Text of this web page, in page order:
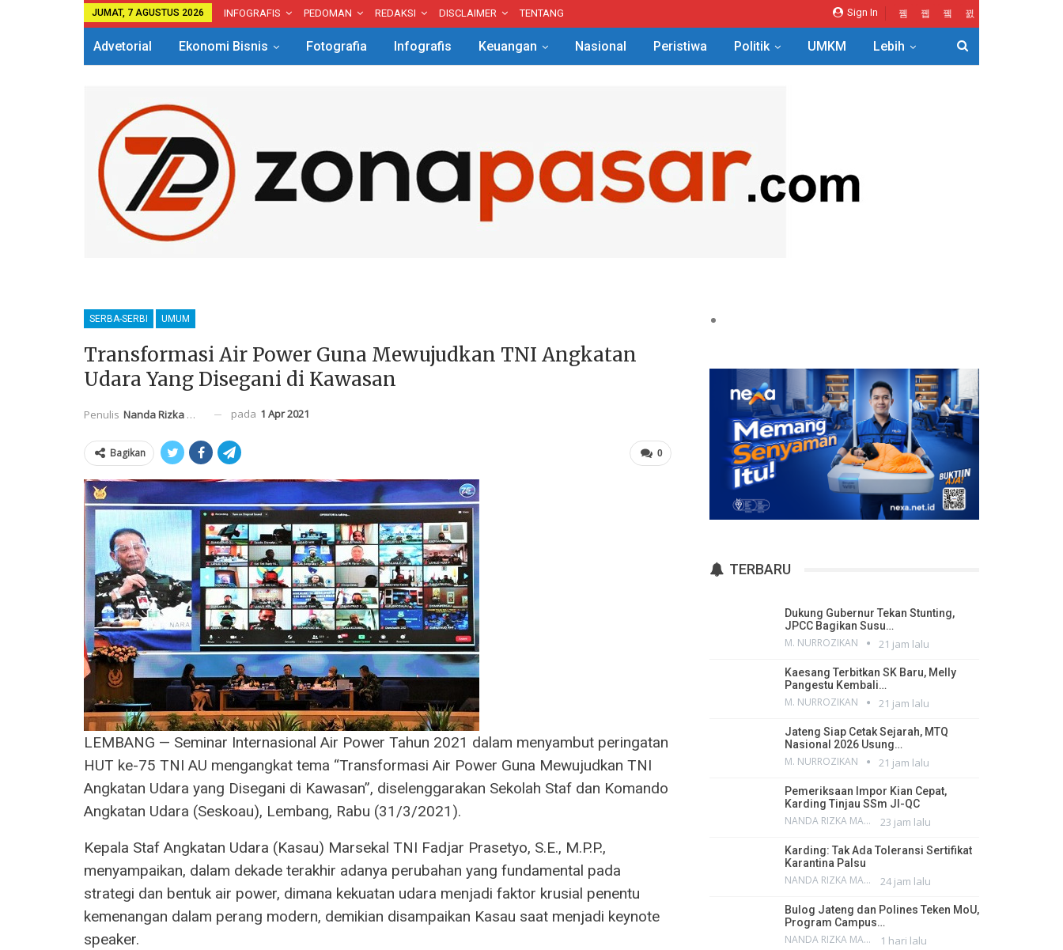
Sign In
JUMAT, 7 AGUSTUS 2026 INFOGRAFIS PEDOMAN REDAKSI DISCLAIMER TENTANG
Advetorial Ekonomi Bisnis Fotografia Infografis Keuangan Nasional Peristiwa Politik UMKM Lebih
SERBA-SERBI UMUM
Transformasi Air Power Guna Mewujudkan TNI Angkatan
Udara Yang Disegani di Kawasan
Penulis Nanda Rizka Mahendra pada 1 Apr 2021
0
Bagikan
LEMBANG — Seminar Internasional Air Power Tahun 2021 dalam menyambut peringatan
HUT ke-75 TNI AU mengangkat tema “Transformasi Air Power Guna Mewujudkan TNI
Angkatan Udara yang Disegani di Kawasan”, diselenggarakan Sekolah Staf dan Komando
Angkatan Udara (Seskoau), Lembang, Rabu (31/3/2021).
Kepala Staf Angkatan Udara (Kasau) Marsekal TNI Fadjar Prasetyo, S.E., M.P.P.,
menyampaikan, dalam dekade terakhir adanya perubahan yang fundamental pada
strategi dan bentuk air power, dimana kekuatan udara menjadi faktor krusial penentu
kemenangan dalam perang modern, demikian disampaikan Kasau saat menjadi keynote
speaker.
TERBARU
Dukung Gubernur Tekan Stunting,
JPCC Bagikan Susu…
M. NURROZIKAN 21 jam lalu
Kaesang Terbitkan SK Baru, Melly
Pangestu Kembali…
M. NURROZIKAN 21 jam lalu
Jateng Siap Cetak Sejarah, MTQ
Nasional 2026 Usung…
M. NURROZIKAN 21 jam lalu
Pemeriksaan Impor Kian Cepat,
Karding Tinjau SSm JI-QC
NANDA RIZKA MAHENDRA 23 jam lalu
Karding: Tak Ada Toleransi Sertifikat
Karantina Palsu
NANDA RIZKA MAHENDRA 24 jam lalu
Bulog Jateng dan Polines Teken MoU,
Program Campus…
NANDA RIZKA MAHENDRA 1 hari lalu